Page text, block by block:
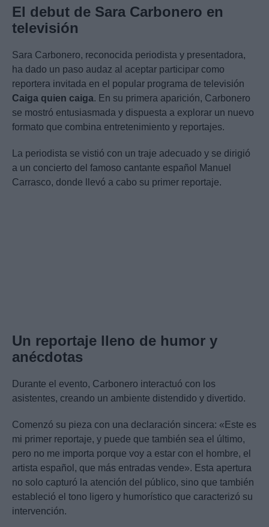
El debut de Sara Carbonero en
televisión
Sara Carbonero, reconocida periodista y presentadora,
ha dado un paso audaz al aceptar participar como
reportera invitada en el popular programa de televisión
Caiga quien caiga. En su primera aparición, Carbonero
se mostró entusiasmada y dispuesta a explorar un nuevo
formato que combina entretenimiento y reportajes.
La periodista se vistió con un traje adecuado y se dirigió
a un concierto del famoso cantante español Manuel
Carrasco, donde llevó a cabo su primer reportaje.
Un reportaje lleno de humor y
anécdotas
Durante el evento, Carbonero interactuó con los
asistentes, creando un ambiente distendido y divertido.
Comenzó su pieza con una declaración sincera: «Este es
mi primer reportaje, y puede que también sea el último,
pero no me importa porque voy a estar con el hombre, el
artista español, que más entradas vende». Esta apertura
no solo capturó la atención del público, sino que también
estableció el tono ligero y humorístico que caracterizó su
intervención.